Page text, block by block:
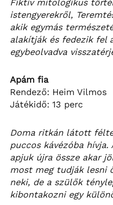
istengyerekről,
akik egymás
alakítják és fedezik fel
egybeolvadva
Apám fia
Rendező: Heim Vilmos
Játékidő: 13 perc
Doma ritkán látott
puccos kávézóba
apjuk újra össze akar
most meg tudják lesni
neki, de a szülők
kibontakozni egy